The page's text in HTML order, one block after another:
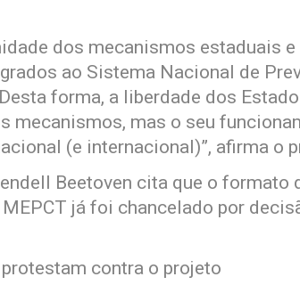
dos mecanismos estaduais
ao Sistema Nacional de
forma, a liberdade dos
mecanismos, mas o seu
(e internacional)”, afirma o
Beetoven cita que o formato
já foi chancelado por
contra o projeto